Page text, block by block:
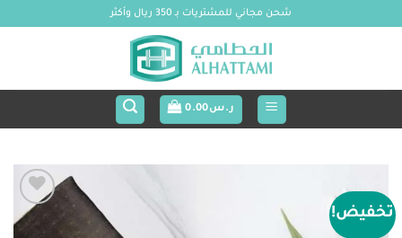
شحن مجاني للمشتريات بـ 350 ريال وأكثر
ر.س0.00
تخفيض!
Add to